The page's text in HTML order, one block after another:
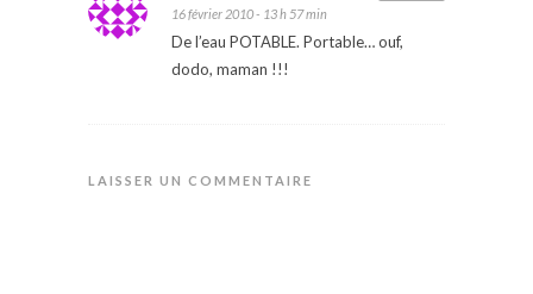
16 février 2010 - 13 h 57 min
De l’eau POTABLE. Portable… ouf,
dodo, maman !!!
LAISSER UN COMMENTAIRE